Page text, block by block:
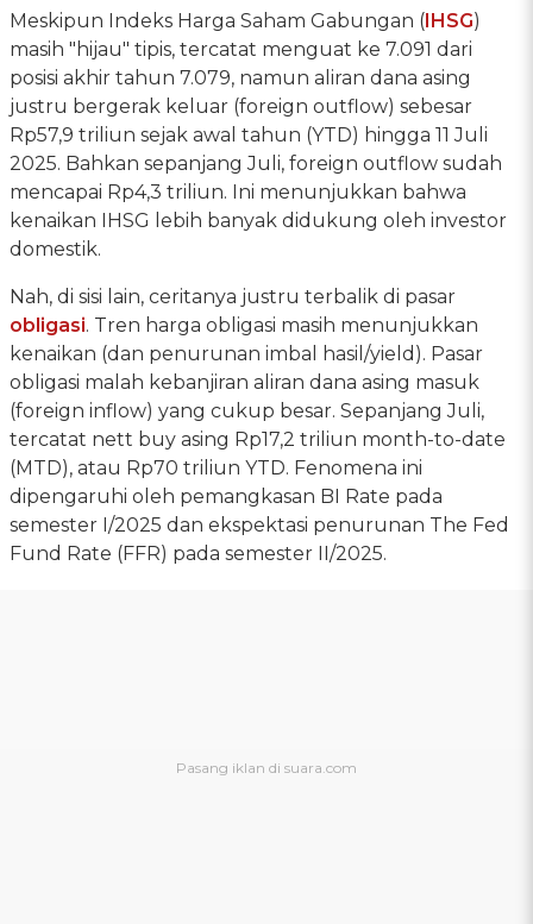
Meskipun Indeks Harga Saham Gabungan (IHSG)
masih "hijau" tipis, tercatat menguat ke 7.091 dari
posisi akhir tahun 7.079, namun aliran dana asing
justru bergerak keluar (foreign outflow) sebesar
Rp57,9 triliun sejak awal tahun (YTD) hingga 11 Juli
2025. Bahkan sepanjang Juli, foreign outflow sudah
mencapai Rp4,3 triliun. Ini menunjukkan bahwa
kenaikan IHSG lebih banyak didukung oleh investor
domestik.
Nah, di sisi lain, ceritanya justru terbalik di pasar
obligasi. Tren harga obligasi masih menunjukkan
kenaikan (dan penurunan imbal hasil/yield). Pasar
obligasi malah kebanjiran aliran dana asing masuk
(foreign inflow) yang cukup besar. Sepanjang Juli,
tercatat nett buy asing Rp17,2 triliun month-to-date
(MTD), atau Rp70 triliun YTD. Fenomena ini
dipengaruhi oleh pemangkasan BI Rate pada
semester I/2025 dan ekspektasi penurunan The Fed
Fund Rate (FFR) pada semester II/2025.